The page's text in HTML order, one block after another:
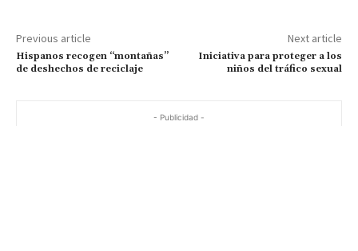
Previous article
Hispanos recogen “montañas”
de deshechos de reciclaje
Next article
Iniciativa para proteger a los
niños del tráfico sexual
- Publicidad -